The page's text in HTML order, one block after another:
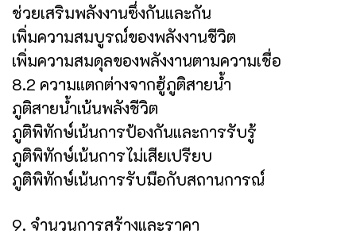
ช่วยเสริมพลังงานซึ่งกันและกัน
เพิ่มความสมบูรณ์ของพลังงานชีวิต
เพิ่มความสมดุลของพลังงานตามความเชื่อ
8.2 ความแตกต่างจากฮู้ภูติสายน้ำ
ภูติสายน้ำเน้นพลังชีวิต
ภูติพิทักษ์เน้นการป้องกันและการรับรู้
ภูติพิทักษ์เน้นการไม่เสียเปรียบ
ภูติพิทักษ์เน้นการรับมือกับสถานการณ์
9. จำนวนการสร้างและราคา